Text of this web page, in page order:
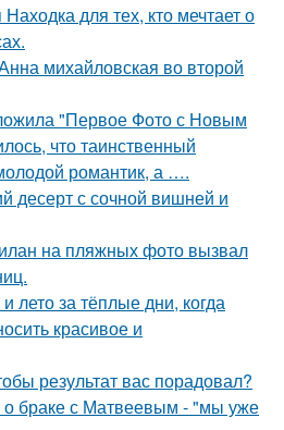
для тех, кто мечтает о
михайловская во второй
"Первое Фото с Новым
что таинственный
романтик, а ….
десерт с сочной вишней и
на пляжных фото вызвал
лето за тёплые дни, когда
красивое и
результат вас порадовал?
о браке с Матвеевым - "мы уже